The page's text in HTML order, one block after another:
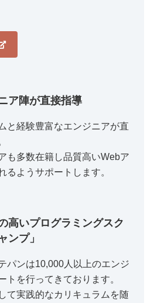
ア陣が直接指導
と経験豊富なエンジニアが直
も多数在籍し品質高いWebア
るようサポートします。
高いプログラミングスク
ンプ」
パンは10,000人以上のエンジ
トを行ってきております。
て実践的なカリキュラムを随